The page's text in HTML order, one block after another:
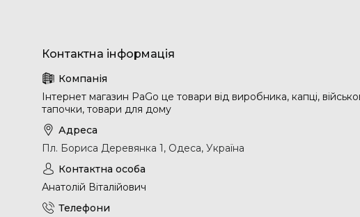
Інтернет магазин PaGo це товари від виробника, капці,
тапочки, товари для дому
Пл. Бориса Деревянка 1, Одеса, Україна
Анатолій Віталійович